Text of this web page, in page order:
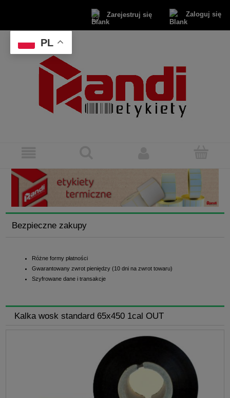
Zarejestruj się Zaloguj się
Bezpieczne zakupy
Różne formy płatności
Gwarantowany zwrot pieniędzy (10 dni na zwrot towaru)
Szyfrowane dane i transakcje
Kalka wosk standard 65x450 1cal OUT
PL